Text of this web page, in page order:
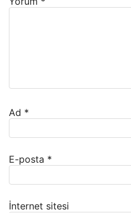
Ad *
E-posta *
İnternet sitesi